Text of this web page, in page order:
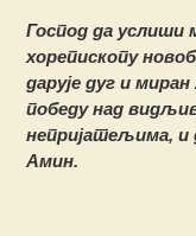
Господ да услиши
хорепископу
дарује дуг и
победу над
непријатељима, и
Амин.